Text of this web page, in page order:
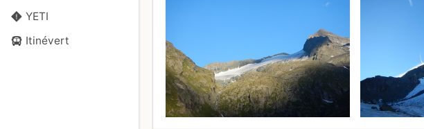
YETI
Itinévert